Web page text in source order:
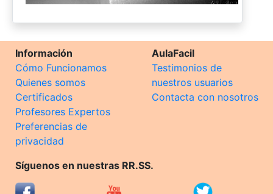
Información
Cómo Funcionamos
Quienes somos
Certificados
Profesores Expertos
Preferencias de
privacidad
AulaFacil
Testimonios de
nuestros usuarios
Contacta con nosotros
Síguenos en nuestras RR.SS.